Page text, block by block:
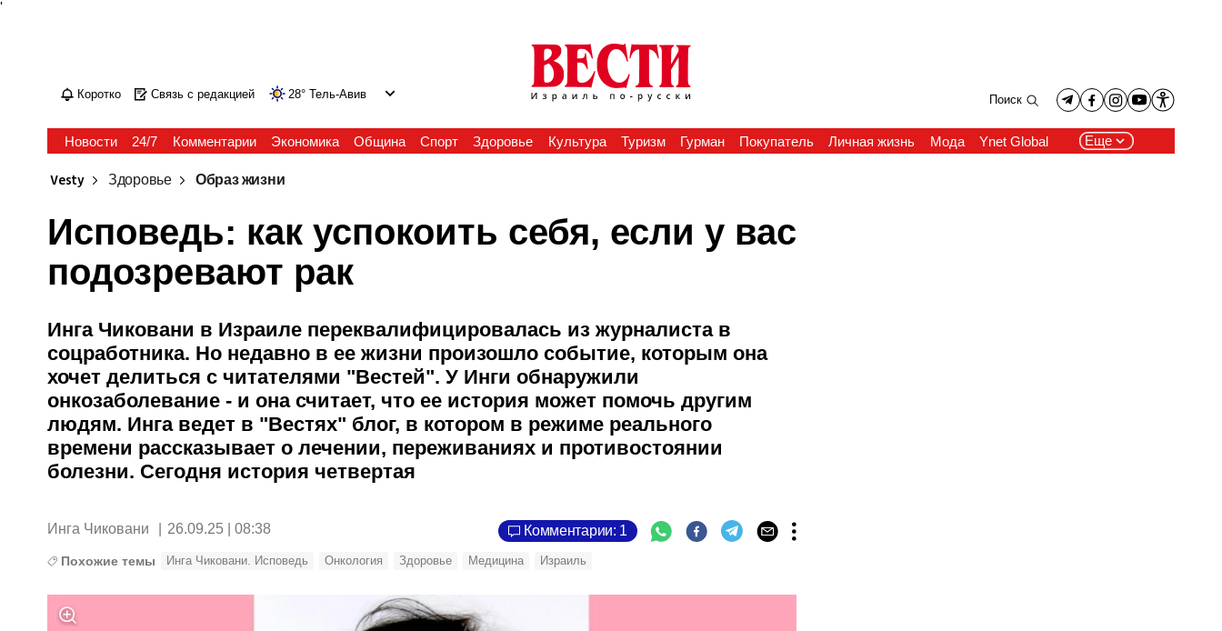
'
Коротко Связь с редакцией 28° Тель-Авив Поиск
Новости 24/7 Комментарии Экономика Община Спорт Здоровье Культура Туризм Гурман Покупатель Личная жизнь Мода Ynet Global Еще
Vesty Здоровье Образ жизни
Исповедь: как успокоить себя, если у вас
подозревают рак
Инга Чиковани в Израиле переквалифицировалась из журналиста в
соцработника. Но недавно в ее жизни произошло событие, которым она
хочет делиться с читателями "Вестей". У Инги обнаружили
онкозаболевание - и она считает, что ее история может помочь другим
людям. Инга ведет в "Вестях" блог, в котором в режиме реального
времени рассказывает о лечении, переживаниях и противостоянии
болезни. Сегодня история четвертая
Инга Чиковани 26.09.25 | 08:38 Комментарии: 1
Похожие темы Инга Чиковани. Исповедь Онкология Здоровье Медицина Израиль